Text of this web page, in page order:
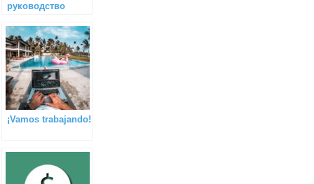
руководство
¡Vamos trabajando!